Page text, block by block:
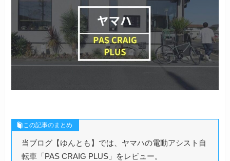
この記事のまとめ
当ブログ【ゆんとも】では、ヤマハの電動アシスト自
転車「PAS CRAIG PLUS」をレビュー。